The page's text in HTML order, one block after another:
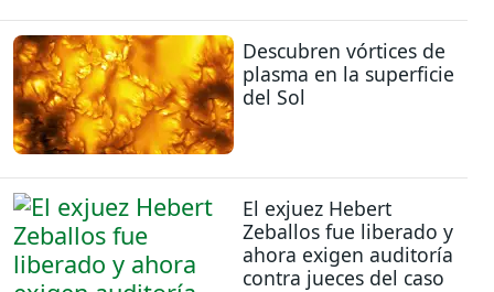
Descubren vórtices de
plasma en la superficie
del Sol
El exjuez Hebert
Zeballos fue liberado y
ahora exigen auditoría
contra jueces del caso